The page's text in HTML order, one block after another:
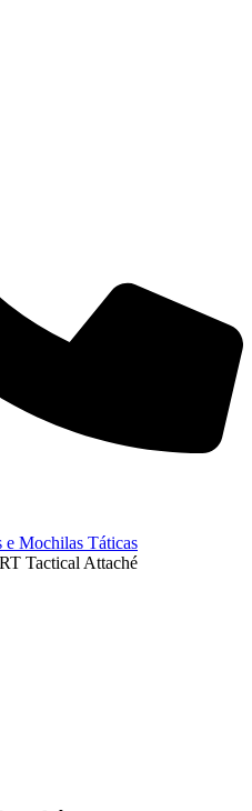
e Mochilas Táticas
Tactical Attaché